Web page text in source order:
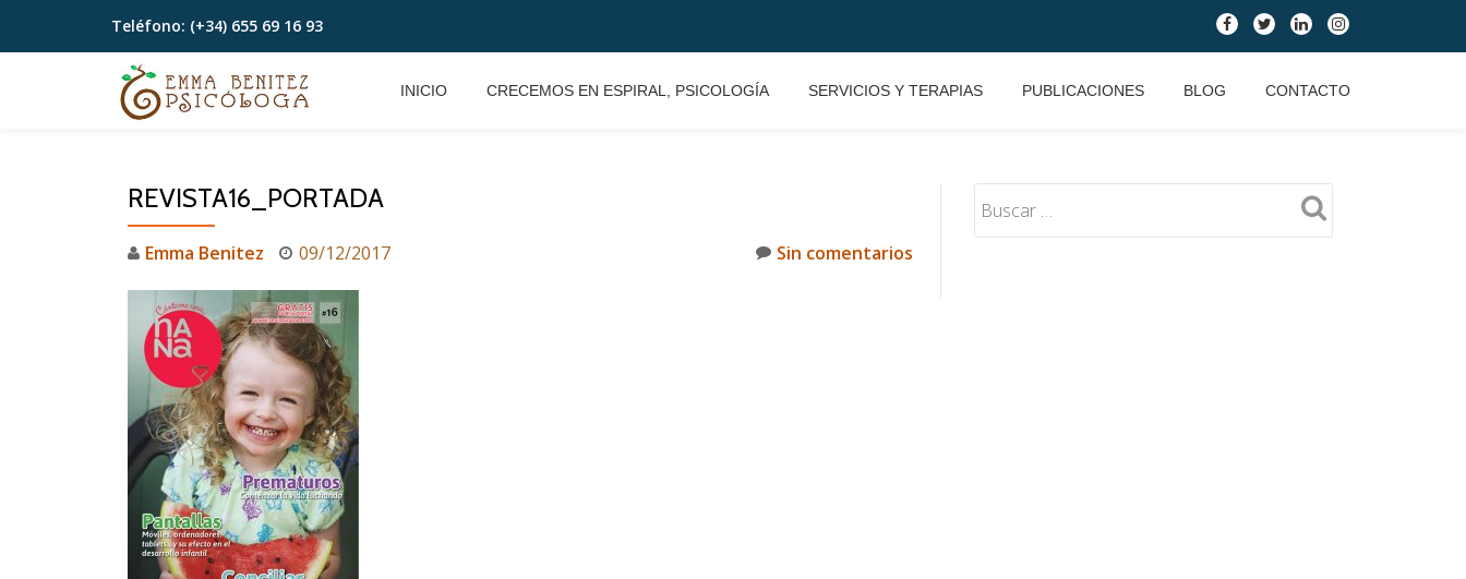
Saltar
Teléfono: (+34) 655 69 16 93
fa-
facebook
fa-
twitter
fa-
linkedin
fa-
instagram
INICIO CRECEMOS EN ESPIRAL, PSICOLOGÍA SERVICIOS Y TERAPIAS PUBLICACIONES BLOG CONTACTO
REVISTA16_PORTADA
Emma Benitez 09/12/2017 Sin comentarios